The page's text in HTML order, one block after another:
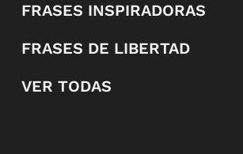
FRASES INSPIRADORAS
FRASES DE LIBERTAD
VER TODAS